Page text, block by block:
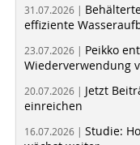
31.07.2026 |
effiziente
23.07.2026 | Peikko
Wiederverwendung
20.07.2026 | Jetzt
einreichen
16.07.2026 | Studie: